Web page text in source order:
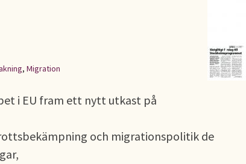
, Migration
i EU fram ett nytt utkast på
och migrationspolitik de